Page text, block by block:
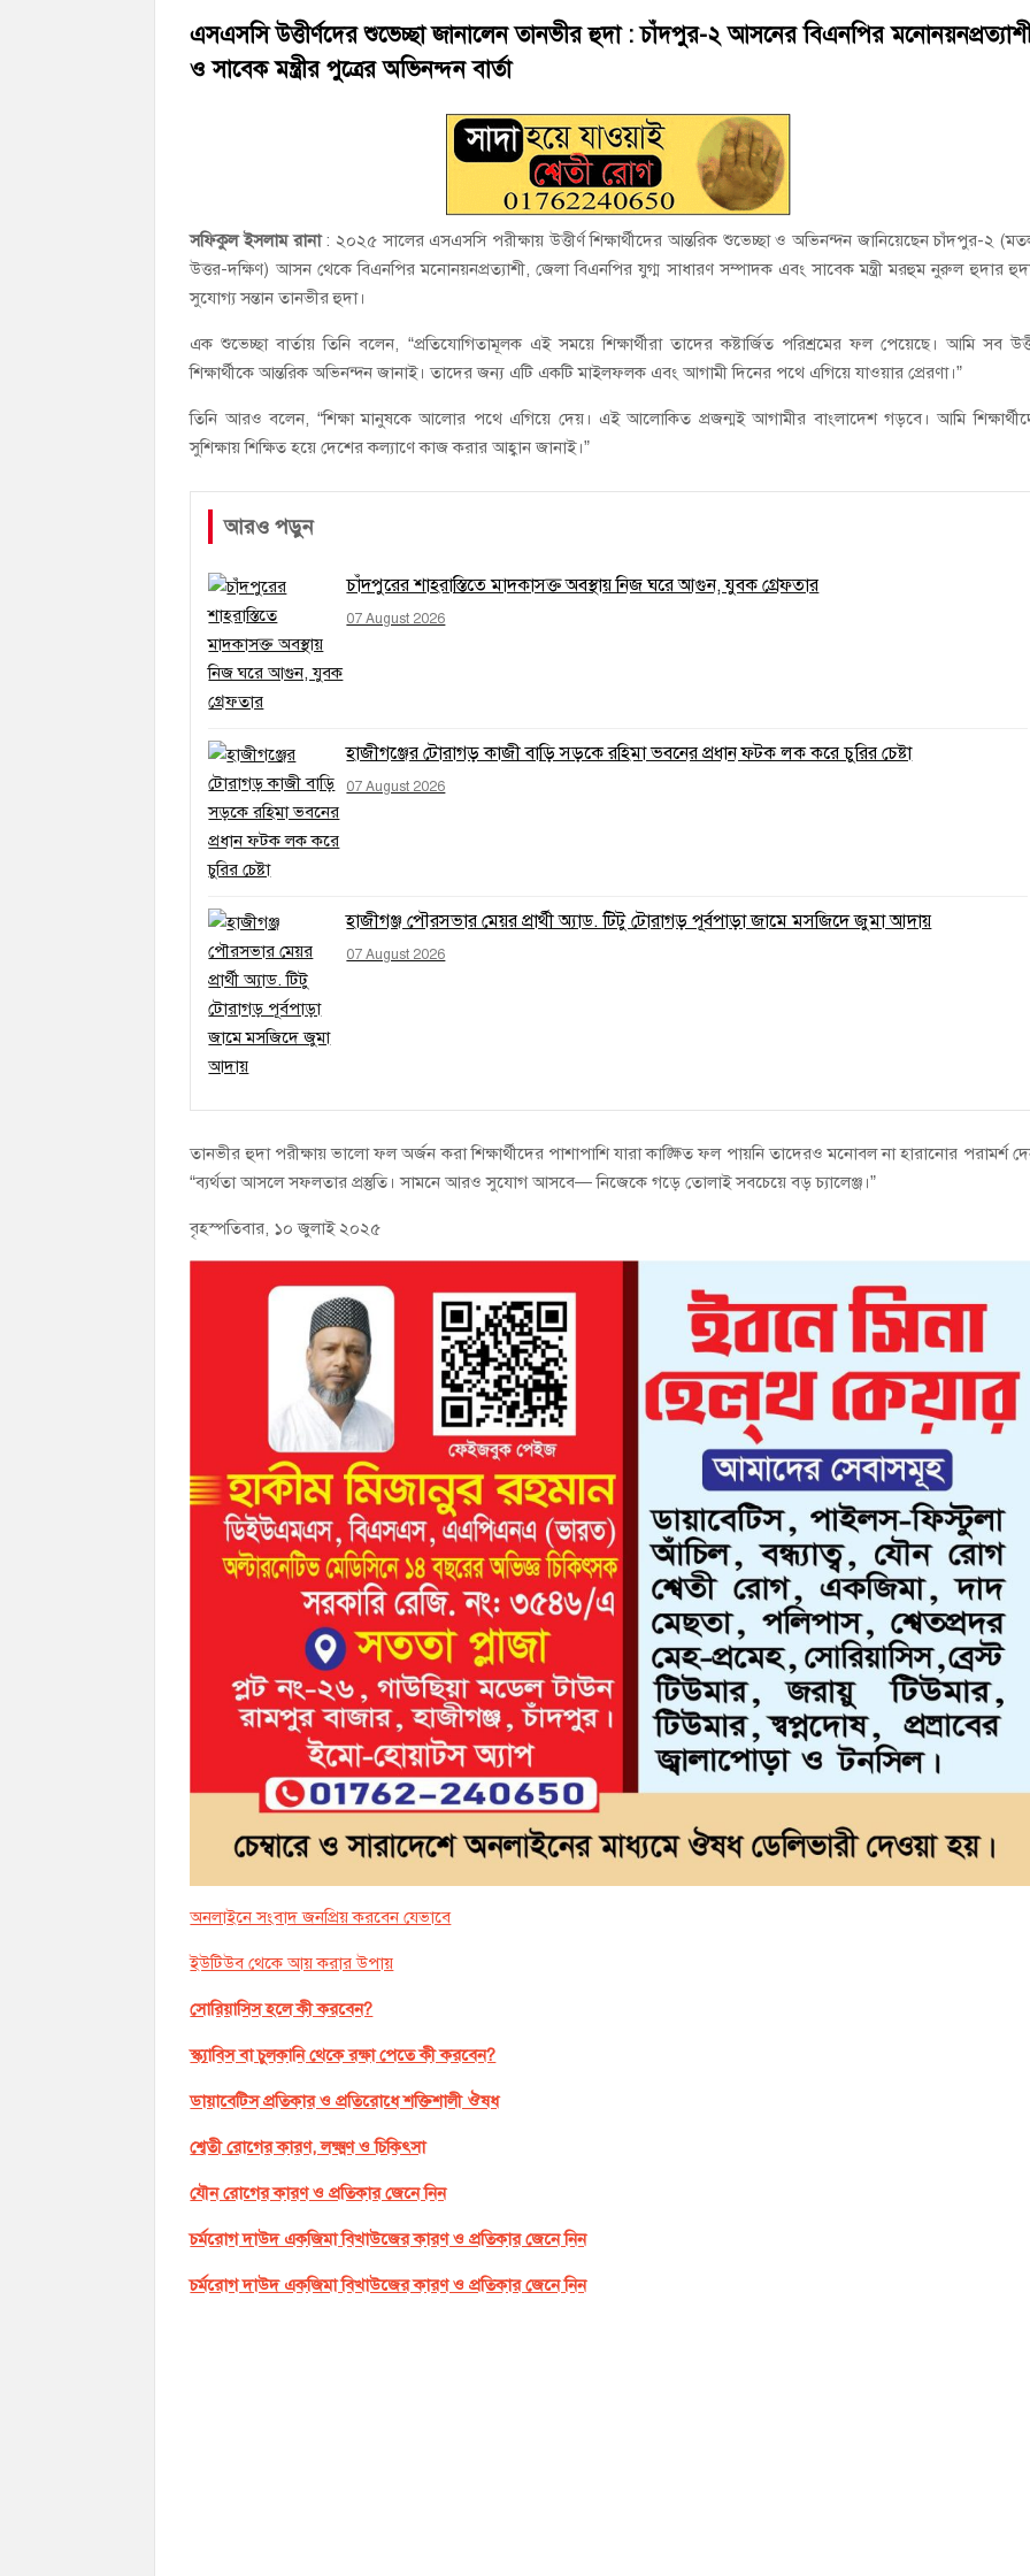
‘জনগণের ভোটে নির্বাচিত হয়ে ফরিদগঞ্জের উন্নয়নে কাজ করছি’ : আলহাজ্ব এমএ হান্নান এমপি
নৌ পুলিশ ফাঁড়ির নাকের ডগায় কারেন্ট জালের দাপট, মতলবে প্রকাশ্যে নিষিদ্ধ জাল মেরামত ও মাছ শিকার
এসএসসি উত্তীর্ণদের শুভেচ্ছা জানালেন তানভীর হুদা : চাঁদপুর-২ আসনের বিএনপির
ও সাবেক মন্ত্রীর পুত্রের অভিনন্দন বার্তা
সফিকুল ইসলাম রানা: ২০২৫ সালের এসএসসি পরীক্ষায় উত্তীর্ণ শিক্ষার্থীদের আন্তরিক শুভেচ্ছা ও অভিনন্দন জানিয়েছেন চাঁদপুর-২
উত্তর-দক্ষিণ) আসন থেকে বিএনপির মনোনয়নপ্রত্যাশী, জেলা বিএনপির যুগ্ম সাধারণ সম্পাদক এবং সাবেক মন্ত্রী মরহুম নুরুল হুদার
সুযোগ্য সন্তান তানভীর হুদা।
এক শুভেচ্ছা বার্তায় তিনি বলেন, “প্রতিযোগিতামূলক এই সময়ে শিক্ষার্থীরা তাদের কষ্টার্জিত পরিশ্রমের ফল পেয়েছে। আমি সব
শিক্ষার্থীকে আন্তরিক অভিনন্দন জানাই। তাদের জন্য এটি একটি মাইলফলক এবং আগামী দিনের পথে এগিয়ে যাওয়ার প্রেরণা।”
তিনি আরও বলেন, “শিক্ষা মানুষকে আলোর পথে এগিয়ে দেয়। এই আলোকিত প্রজন্মই আগামীর বাংলাদেশ গড়বে। আমি
সুশিক্ষায় শিক্ষিত হয়ে দেশের কল্যাণে কাজ করার আহ্বান জানাই।”
আরও পড়ুন
চাঁদপুরের শাহরাস্তিতে মাদকাসক্ত অবস্থায় নিজ ঘরে আগুন, যুবক গ্রেফতার
07 August 2026
হাজীগঞ্জের টোরাগড় কাজী বাড়ি সড়কে রহিমা ভবনের প্রধান ফটক লক করে চুরির চেষ্টা
07 August 2026
হাজীগঞ্জ পৌরসভার মেয়র প্রার্থী অ্যাড. টিটু টোরাগড় পূর্বপাড়া জামে মসজিদে জুমা আদায়
07 August 2026
তানভীর হুদা পরীক্ষায় ভালো ফল অর্জন করা শিক্ষার্থীদের পাশাপাশি যারা কাঙ্ক্ষিত ফল পায়নি তাদেরও মনোবল না হারানোর পরামর্শ
“ব্যর্থতা আসলে সফলতার প্রস্তুতি। সামনে আরও সুযোগ আসবে— নিজেকে গড়ে তোলাই সবচেয়ে বড় চ্যালেঞ্জ।”
বৃহস্পতিবার, ১০ জুলাই ২০২৫
অনলাইনে সংবাদ জনপ্রিয় করবেন যেভাবে
ইউটিউব থেকে আয় করার উপায়
সোরিয়াসিস হলে কী করবেন?
স্ক্যাবিস বা চুলকানি থেকে রক্ষা পেতে কী করবেন?
ডায়াবেটিস প্রতিকার ও প্রতিরোধে শক্তিশালী ঔষধ
শ্বেতী রোগের কারণ, লক্ষ্মণ ও চিকিৎসা
যৌন রোগের কারণ ও প্রতিকার জেনে নিন
চর্মরোগ দাউদ একজিমা বিখাউজের কারণ ও প্রতিকার জেনে নিন
চর্মরোগ দাউদ একজিমা বিখাউজের কারণ ও প্রতিকার জেনে নিন